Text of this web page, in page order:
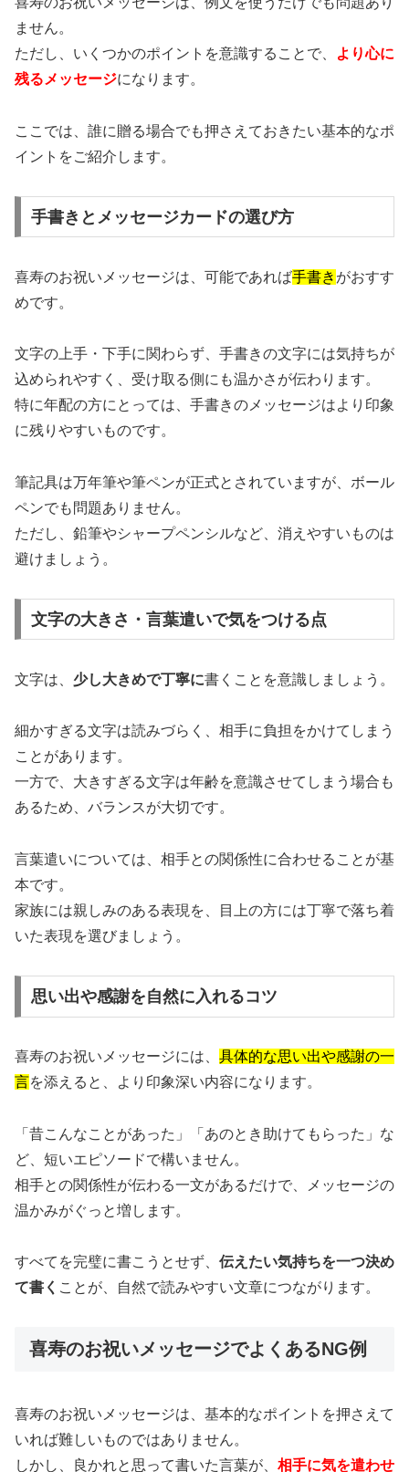
ません。
ただし、いくつかのポイントを意識することで、
より心に
残るメッセージになります。
ここでは、誰に贈る場合でも押さえておきたい基本的なポ
イントをご紹介します。
手書きとメッセージカードの選び方
喜寿のお祝いメッセージは、可能であれば手書き がおすす
めです。
文字の上手・下手に関わらず、手書きの文字には気持ちが
込められやすく、受け取る側にも温かさが伝わります。
特に年配の方にとっては、手書きのメッセージはより印象
に残りやすいものです。
筆記具は万年筆や筆ペンが正式とされていますが、ボール
ペンでも問題ありません。
ただし、鉛筆やシャープペンシルなど、消えやすいものは
避けましょう。
文字の大きさ・言葉遣いで気をつける点
文字は、 少し大きめで丁寧に書くことを意識しましょう。
細かすぎる文字は読みづらく、相手に負担をかけてしまう
ことがあります。
一方で、大きすぎる文字は年齢を意識させてしまう場合も
あるため、バランスが大切です。
言葉遣いについては、相手との関係性に合わせることが基
本です。
家族には親しみのある表現を、目上の方には丁寧で落ち着
いた表現を選びましょう。
思い出や感謝を自然に入れるコツ
喜寿のお祝いメッセージには、 具体的な思い出や感謝の一
言を添えると、より印象深い内容になります。
「昔こんなことがあった」「あのとき助けてもらった」な
ど、短いエピソードで構いません。
相手との関係性が伝わる一文があるだけで、メッセージの
温かみがぐっと増します。
すべてを完璧に書こうとせず、 伝えたい気持ちを一つ決め
て書く ことが、自然で読みやすい文章につながります。
喜寿のお祝いメッセージでよくあるNG例
喜寿のお祝いメッセージは、基本的なポイントを押さえて
いれば難しいものではありません。
しかし、良かれと思って書いた言葉が、 相手に気を遣わせ